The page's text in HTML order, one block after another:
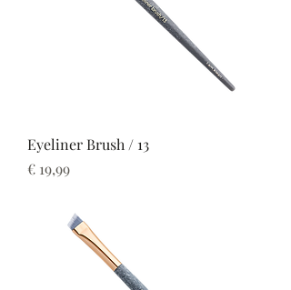
Eyeliner Brush / 13
Prijs
€ 19,99